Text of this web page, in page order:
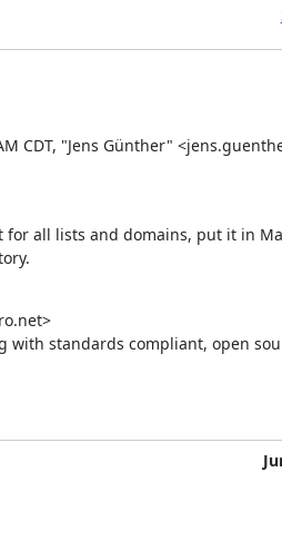
CDT, "Jens Günther"
for all lists and domains, put it in
with standards compliant, open